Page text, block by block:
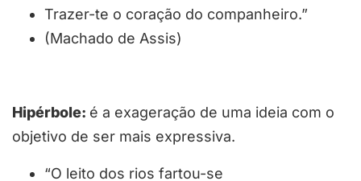
Trazer-te o coração do companheiro.”
(Machado de Assis)
Hipérbole: é a exageração de uma ideia com o
objetivo de ser mais expressiva.
“O leito dos rios fartou-se